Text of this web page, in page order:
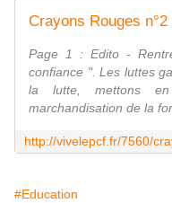
Page 1 : Edito -
confiance ". Les luttes
la lutte, mettons
marchandisation de la
#Education